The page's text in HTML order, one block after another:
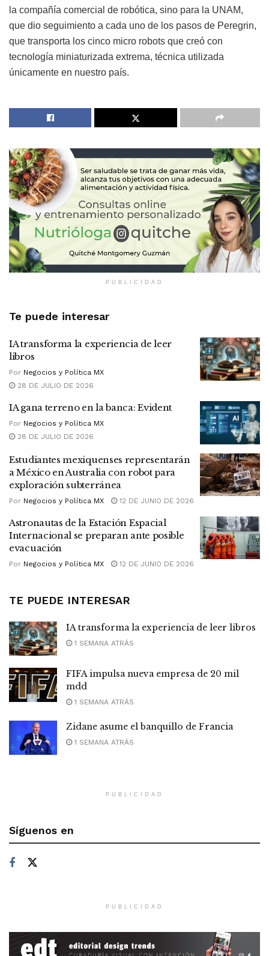
la compañía comercial de robótica, sino para la UNAM,
que dio seguimiento a cada uno de los pasos de Peregrin,
que transporta los cinco micro robots que creó con
tecnología miniaturizada extrema, técnica utilizada
únicamente en nuestro país.
PUBLICIDAD
Te puede interesar
IA transforma la experiencia de leer
libros
Por Negocios y Política MX
28 DE JULIO DE 2026
IA gana terreno en la banca: Evident
Por Negocios y Política MX
28 DE JULIO DE 2026
Estudiantes mexiquenses representarán
a México en Australia con robot para
exploración subterránea
Por Negocios y Política MX 12 DE JUNIO DE 2026
Astronautas de la Estación Espacial
Internacional se preparan ante posible
evacuación
Por Negocios y Política MX 12 DE JUNIO DE 2026
TE PUEDE INTERESAR
IA transforma la experiencia de leer libros
1 SEMANA ATRÁS
FIFA impulsa nueva empresa de 20 mil
mdd
1 SEMANA ATRÁS
Zidane asume el banquillo de Francia
1 SEMANA ATRÁS
PUBLICIDAD
Síguenos en
PUBLICIDAD